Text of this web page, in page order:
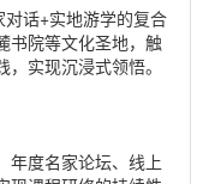
话+实地游学的复合
书院等文化圣地，触
实现沉浸式领悟。
年度名家论坛、线上